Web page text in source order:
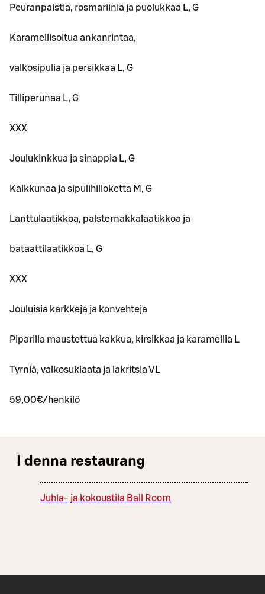
Peuranpaistia, rosmariinia ja puolukkaa L, G
Karamellisoitua ankanrintaa,
valkosipulia ja persikkaa L, G
Tilliperunaa L, G
XXX
Joulukinkkua ja sinappia L, G
Kalkkunaa ja sipulihilloketta M, G
Lanttulaatikkoa, palsternakkalaatikkoa ja
bataattilaatikkoa L, G
XXX
Jouluisia karkkeja ja konvehteja
Piparilla maustettua kakkua, kirsikkaa ja karamellia L
Tyrniä, valkosuklaata ja lakritsia VL
59,00€/henkilö
I denna restaurang
Juhla- ja kokoustila Ball Room